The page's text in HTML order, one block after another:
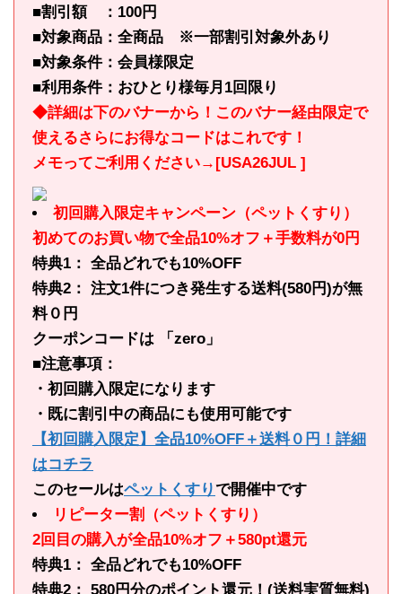
■割引額 ：100円
■対象商品：全商品 ※一部割引対象外あり
■対象条件：会員様限定
■利用条件：おひとり様毎月1回限り
◆詳細は下のバナーから！このバナー経由限定で
使えるさらにお得なコードはこれです！
メモってご利用ください→[USA26JUL ]
初回購入限定キャンペーン（ペットくすり）
初めてのお買い物で全品10%オフ＋手数料が0円
特典1： 全品どれでも10%OFF
特典2： 注文1件につき発生する送料(580円)が無
料０円
クーポンコードは 「zero」
■注意事項：
・初回購入限定になります
・既に割引中の商品にも使用可能です
【初回購入限定】全品10%OFF＋送料０円！詳細
はコチラ
このセールはペットくすりで開催中です
リピーター割（ペットくすり）
2回目の購入が全品10%オフ＋580pt還元
特典1： 全品どれでも10%OFF
特典2： 580円分のポイント還元！(送料実質無料)